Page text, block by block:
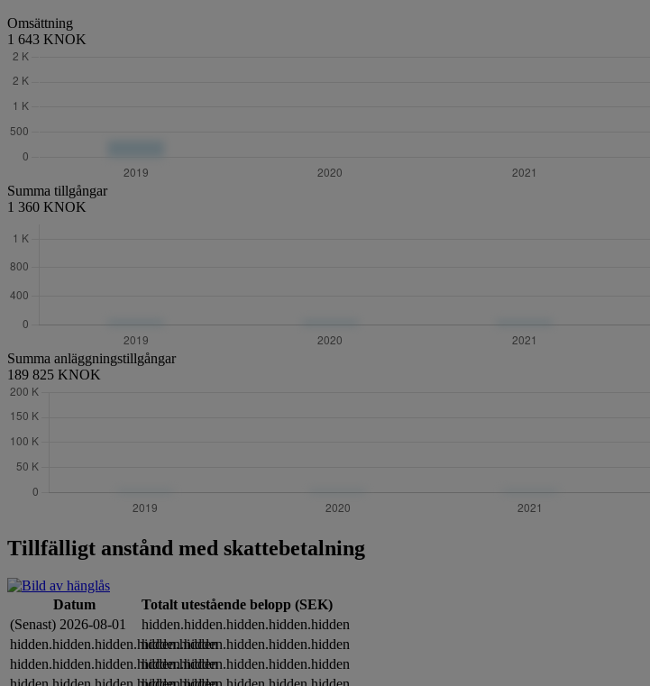
Omsättning
1 643 KNOK
Summa tillgångar
1 360 KNOK
Summa anläggningstillgångar
189 825 KNOK
Tillfälligt anstånd med skattebetalning
Datum
Totalt utestående belopp (SEK)
(Senast) 2026-08-01
hidden.hidden.hidden.hidden.hidden
hidden.hidden.hidden.hidden.hiddenhidden.hidden.hidden.hidden.hidden
hidden.hidden.hidden.hidden.hiddenhidden.hidden.hidden.hidden.hidden